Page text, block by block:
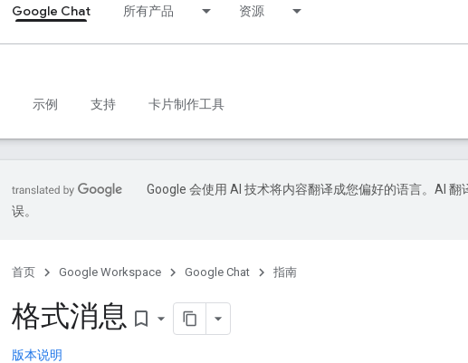
Google Chat 所有产品 资源
示例 支持 卡片制作工具
Google 会使用 AI 技术将内容翻译成您偏好的语言。AI 翻
误。
首页 Google Workspace Google Chat 指南
格式消息 bookmark_border
版本说明